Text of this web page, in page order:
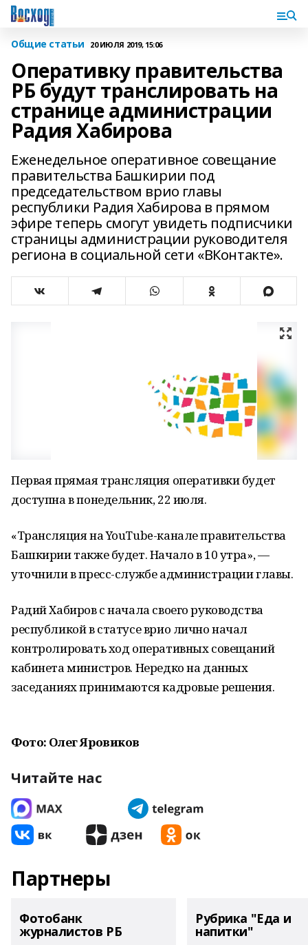
Общие статьи 20 ИЮЛЯ 2019, 15:06
Оперативку правительства
РБ будут транслировать на
странице администрации
Радия Хабирова
Еженедельное оперативное совещание
правительства Башкирии под
председательством врио главы
республики Радия Хабирова в прямом
эфире теперь смогут увидеть подписчики
страницы администрации руководителя
региона в социальной сети «ВКонтакте».
Первая прямая трансляция оперативки будет
доступна в понедельник, 22 июля.
«Трансляция на YouTube-канале правительства
Башкирии также будет. Начало в 10 утра», —
уточнили в пресс-службе администрации главы.
Радий Хабиров с начала своего руководства
республикой в статусе врио лично начал
контролировать ход оперативных совещаний
кабинета министров. Нередко на данных
заседаниях принимаются кадровые решения.
Фото: Олег Яровиков
Читайте нас
Партнеры
Фотобанк
журналистов РБ
Рубрика "Еда и
напитки"